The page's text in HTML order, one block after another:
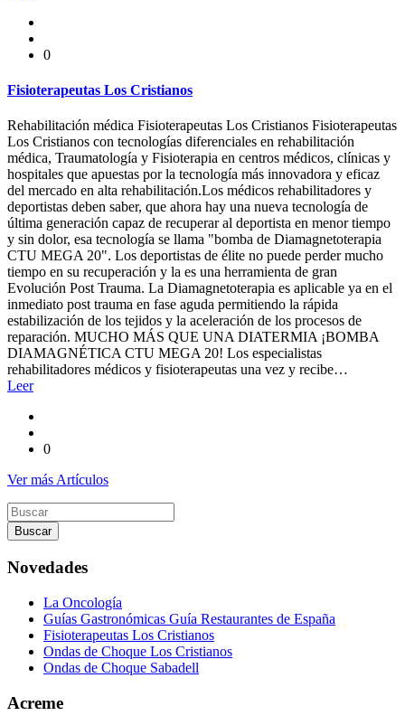
0
Fisioterapeutas Los Cristianos
Rehabilitación médica Fisioterapeutas Los Cristianos Fisioterapeutas
Los Cristianos con tecnologías diferenciales en rehabilitación
médica, Traumatología y Fisioterapia en centros médicos, clínicas y
hospitales que apuestas por la tecnología más innovadora y eficaz
del mercado en alta rehabilitación.Los médicos rehabilitadores y
deportistas deben saber, que ahora hay una nueva tecnología de
última generación capaz de recuperar al deportista en menor tiempo
y sin dolor, esa tecnología se llama "bomba de Diamagnetoterapia
CTU MEGA 20". Los deportistas de élite no puede perder mucho
tiempo en su recuperación y la es una herramienta de gran
Evolución Post Trauma. La Diamagnetoterapia es aplicable ya en el
inmediato post trauma en fase aguda permitiendo la rápida
estabilización de los tejidos y la aceleración de los procesos de
reparación. MUCHO MÁS QUE UNA DIATERMIA ¡BOMBA
DIAMAGNÉTICA CTU MEGA 20! Los especialistas
rehabilitadores médicos y fisioterapeutas una vez y recibe…
Leer
0
Ver más Artículos
Buscar
por
Novedades
La Oncología
Guías Gastronómicas Guía Restaurantes de España
Fisioterapeutas Los Cristianos
Ondas de Choque Los Cristianos
Ondas de Choque Sabadell
Acreme